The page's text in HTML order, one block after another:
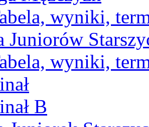
wyniki,
Juniorów
wyniki,
B